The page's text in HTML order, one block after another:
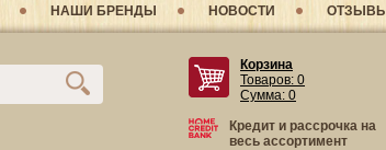
НАШИ БРЕНДЫ НОВОСТИ ОТЗЫВЫ
Корзина
Товаров: 0
Сумма: 0
Кредит и рассрочка на
весь ассортимент